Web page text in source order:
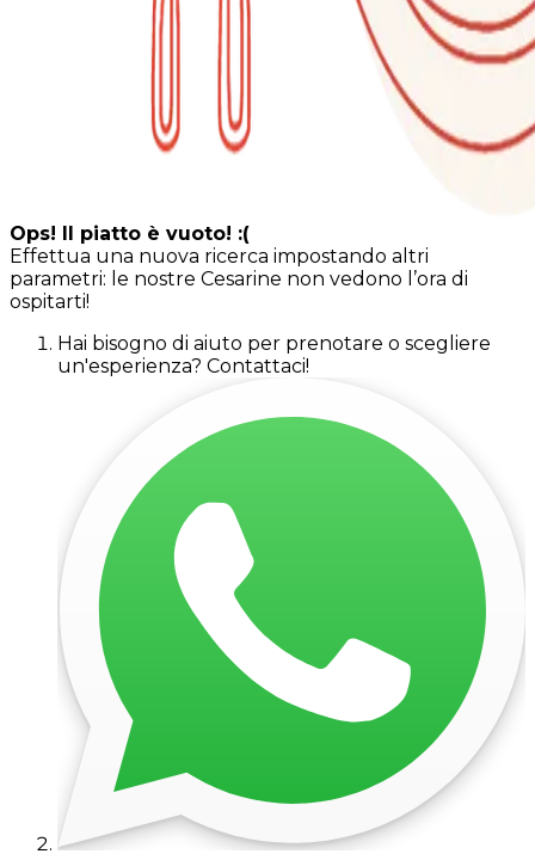
Ops! Il piatto è vuoto! :(
Effettua una nuova ricerca impostando altri
parametri: le nostre Cesarine non vedono l’ora di
ospitarti!
Hai bisogno di aiuto per prenotare o scegliere
un'esperienza? Contattaci!